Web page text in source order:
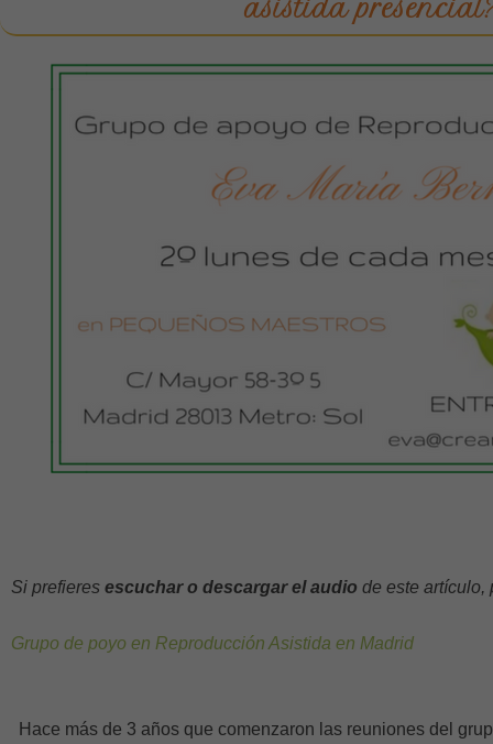
asistida
Si prefieres escuchar o descargar el audio de este artículo,
Grupo de poyo en Reproducción Asistida en Madrid
Hace más de 3 años que comenzaron las reuniones del